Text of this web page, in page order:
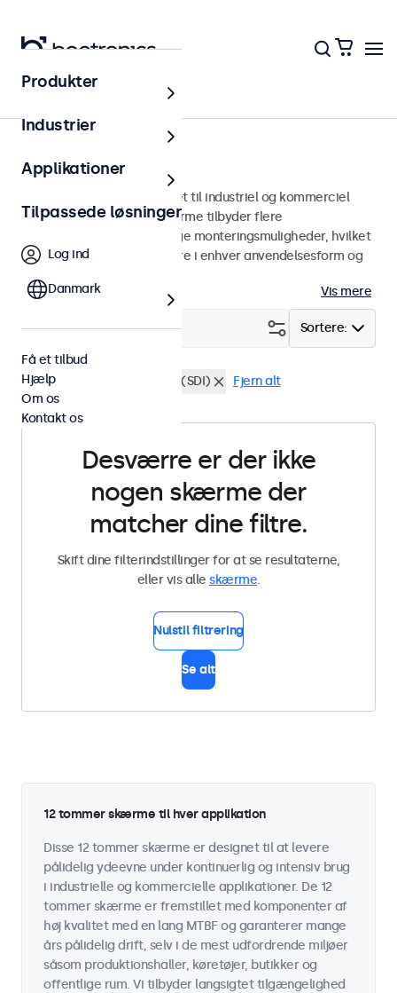
Skærme
12-tommer skærme
12 tommer skærme designet til industriel og kommerciel
brug. Vores 12-tommer skærme tilbyder flere
billedforbindelser og alsidige monteringsmuligheder, hvilket
gør dem nemme at integrere i enhver anvendelsesform og
Vis mere
Sortere:
Filter (0)
12 tommer skaerme BNC (SDI) Fjern alt
Desværre er der ikke
nogen skærme der
matcher dine filtre.
Skift dine filterindstillinger for at se resultaterne,
eller vis alle skærme.
Nulstil filtrering
Se alt
12 tommer skærme til hver applikation
Disse 12 tommer skærme er designet til at levere
pålidelig ydeevne under kontinuerlig og intensiv brug
i industrielle og kommercielle applikationer. De 12
tommer skærme er fremstillet med komponenter af
høj kvalitet med en lang MTBF og garanterer mange
års pålidelig drift, selv i de mest udfordrende miljøer
såsom produktionshaller, køretøjer, butikker og
offentlige rum. Vi tilbyder langsigtet tilgængelighed
Produkter
Industrier
Applikationer
Tilpassede løsninger
Log ind
Danmark
Få et tilbud
Hjælp
Om os
Kontakt os